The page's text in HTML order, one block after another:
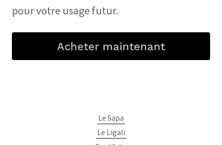
pour votre usage futur.
Acheter maintenant
Le Sapa
Le Ligali